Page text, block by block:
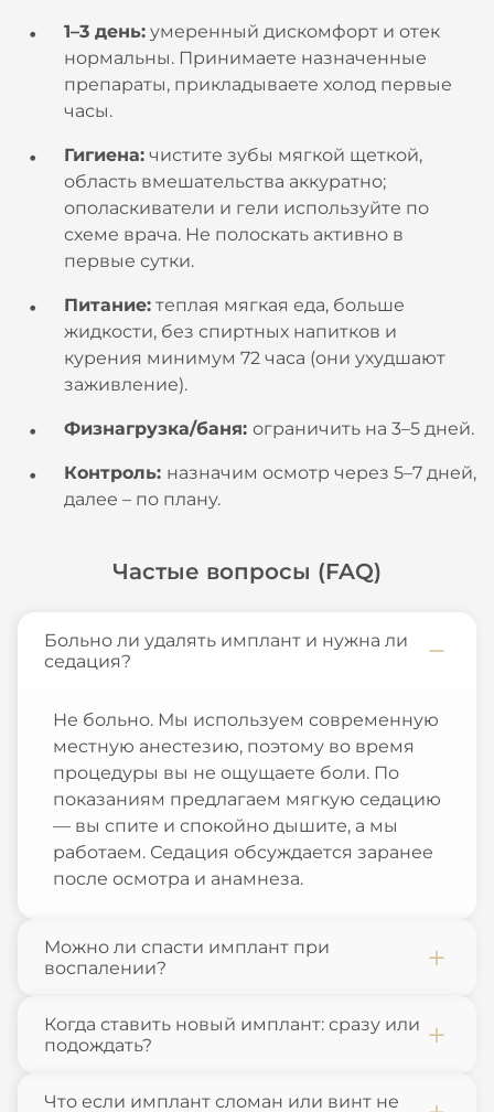
1–3 день: умеренный дискомфорт и отек
нормальны. Принимаете назначенные
препараты, прикладываете холод первые
часы.
Гигиена: чистите зубы мягкой щеткой,
область вмешательства аккуратно;
ополаскиватели и гели используйте по
схеме врача. Не полоскать активно в
первые сутки.
Питание: теплая мягкая еда, больше
жидкости, без спиртных напитков и
курения минимум 72 часа (они ухудшают
заживление).
Физнагрузка/баня: ограничить на 3–5 дней.
Контроль: назначим осмотр через 5–7 дней,
далее – по плану.
Частые вопросы (FAQ)
Больно ли удалять имплант и нужна ли
седация?
Не больно. Мы используем современную
местную анестезию, поэтому во время
процедуры вы не ощущаете боли. По
показаниям предлагаем мягкую седацию
— вы спите и спокойно дышите, а мы
работаем. Седация обсуждается заранее
после осмотра и анамнеза.
Можно ли спасти имплант при
воспалении?
Когда ставить новый имплант: сразу или
подождать?
Что если имплант сломан или винт не